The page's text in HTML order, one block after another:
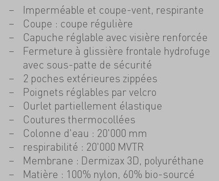
Imperméable et coupe-vent, respirante
Coupe : coupe régulière
Capuche réglable avec visière renforcée
Fermeture à glissière frontale hydrofuge
avec sous-patte de sécurité
2 poches extérieures zippées
Poignets réglables par velcro
Ourlet partiellement élastique
Coutures thermocollées
Colonne d'eau : 20'000 mm
respirabilité : 20'000 MVTR
Membrane : Dermizax 3D, polyuréthane
Matière : 100% nylon, 60% bio-sourcé